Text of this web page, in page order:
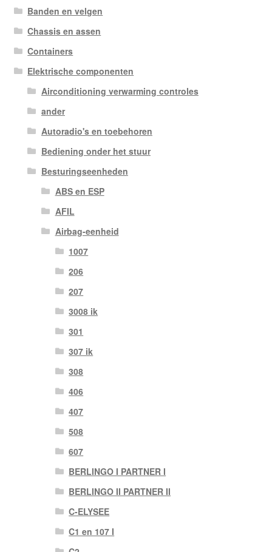
Banden en velgen
Chassis en assen
Containers
Elektrische componenten
Airconditioning verwarming controles
ander
Autoradio's en toebehoren
Bediening onder het stuur
Besturingseenheden
ABS en ESP
AFIL
Airbag-eenheid
1007
206
207
3008 ik
301
307 ik
308
406
407
508
607
BERLINGO I PARTNER I
BERLINGO II PARTNER II
C-ELYSEE
C1 en 107 I